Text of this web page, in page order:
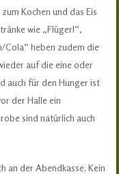
Kochen und das Eis
wie „Flügerl“,
Cola“ heben zudem die
auf die eine oder
auch für den Hunger ist
der Halle ein
sind natürlich auch
an der Abendkasse. Kein